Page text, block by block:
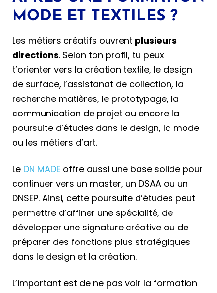
MODE ET TEXTILES ?
Les métiers créatifs ouvrent plusieurs
directions. Selon ton profil, tu peux
t’orienter vers la création textile, le design
de surface, l’assistanat de collection, la
recherche matières, le prototypage, la
communication de projet ou encore la
poursuite d’études dans le design, la mode
ou les métiers d’art.
Le DN MADE offre aussi une base solide pour
continuer vers un master, un DSAA ou un
DNSEP. Ainsi, cette poursuite d’études peut
permettre d’affiner une spécialité, de
développer une signature créative ou de
préparer des fonctions plus stratégiques
dans le design et la création.
L’important est de ne pas voir la formation